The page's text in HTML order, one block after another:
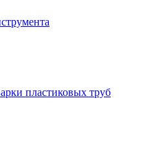
пластиковых труб